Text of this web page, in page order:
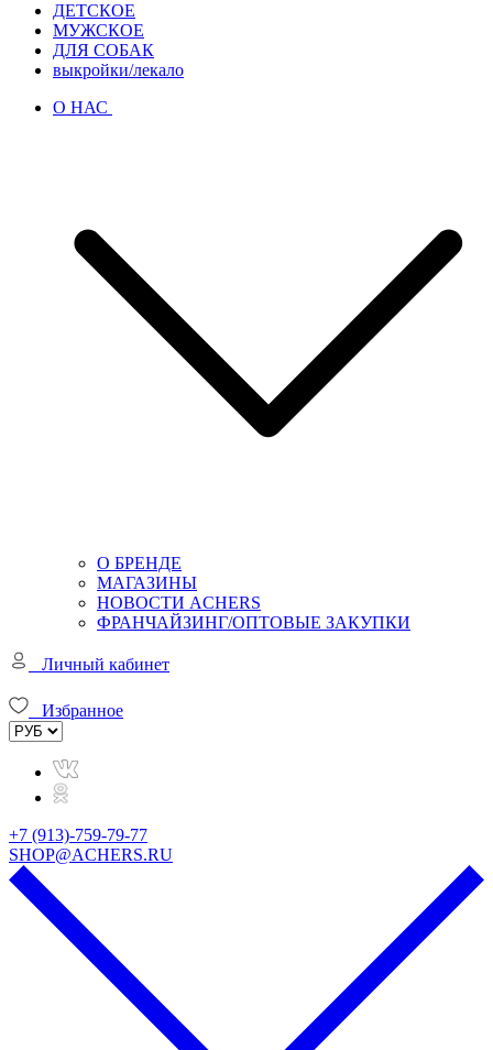
ДЕТСКОЕ
МУЖСКОЕ
ДЛЯ СОБАК
выкройки/лекало
О НАС
О БРЕНДЕ
МАГАЗИНЫ
НОВОСТИ ACHERS
ФРАНЧАЙЗИНГ/ОПТОВЫЕ ЗАКУПКИ
Личный кабинет
Избранное
+7 (913)-759-79-77
SHOP@ACHERS.RU